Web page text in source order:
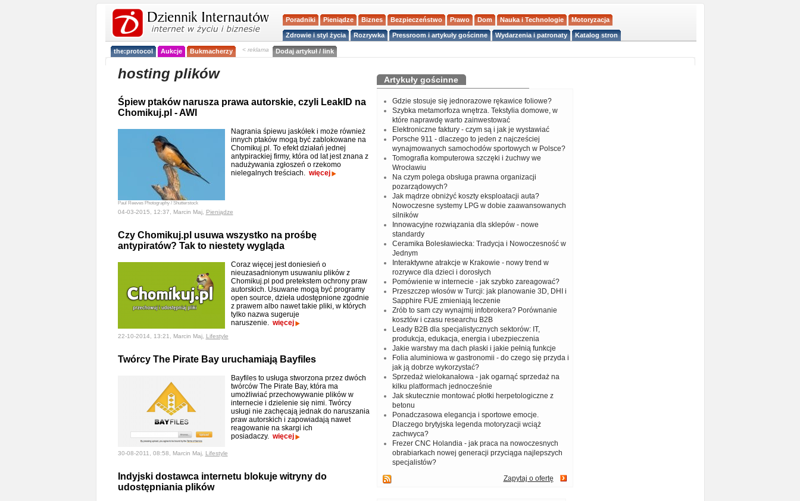
Poradniki Pieniądze Biznes Bezpieczeństwo Prawo Dom Nauka i Technologie Motoryzacja
Zdrowie i styl życia Rozrywka Pressroom i artykuły gościnne Wydarzenia i patronaty Katalog stron
the:protocol Aukcje Bukmacherzy < reklama Dodaj artykuł / link
hosting plików
Śpiew ptaków narusza prawa autorskie, czyli LeakID na
Chomikuj.pl - AWI
Paul Reeves Photography / Shutterstock
Nagrania śpiewu jaskółek i może również
innych ptaków mogą być zablokowane na
Chomikuj.pl. To efekt działań jednej
antypirackiej firmy, która od lat jest znana z
nadużywania zgłoszeń o rzekomo
nielegalnych treściach. więcej
04-03-2015, 12:37, Marcin Maj, Pieniądze
Czy Chomikuj.pl usuwa wszystko na prośbę
antypiratów? Tak to niestety wygląda
Coraz więcej jest doniesień o
nieuzasadnionym usuwaniu plików z
Chomikuj.pl pod pretekstem ochrony praw
autorskich. Usuwane mogą być programy
open source, dzieła udostępnione zgodnie
z prawem albo nawet takie pliki, w których
tylko nazwa sugeruje
naruszenie. więcej
22-10-2014, 13:21, Marcin Maj, Lifestyle
Twórcy The Pirate Bay uruchamiają Bayfiles
Bayfiles to usługa stworzona przez dwóch
twórców The Pirate Bay, która ma
umożliwiać przechowywanie plików w
internecie i dzielenie się nimi. Twórcy
usługi nie zachęcają jednak do naruszania
praw autorskich i zapowiadają nawet
reagowanie na skargi ich
posiadaczy. więcej
30-08-2011, 08:58, Marcin Maj, Lifestyle
Indyjski dostawca internetu blokuje witryny do
udostępniania plików
Artykuły gościnne
Gdzie stosuje się jednorazowe rękawice foliowe?
Szybka metamorfoza wnętrza. Tekstylia domowe, w
które naprawdę warto zainwestować
Elektroniczne faktury - czym są i jak je wystawiać
Porsche 911 - dlaczego to jeden z najcześciej
wynajmowanych samochodów sportowych w Polsce?
Tomografia komputerowa szczęki i żuchwy we
Wrocławiu
Na czym polega obsługa prawna organizacji
pozarządowych?
Jak mądrze obniżyć koszty eksploatacji auta?
Nowoczesne systemy LPG w dobie zaawansowanych
silników
Innowacyjne rozwiązania dla sklepów - nowe
standardy
Ceramika Bolesławiecka: Tradycja i Nowoczesność w
Jednym
Interaktywne atrakcje w Krakowie - nowy trend w
rozrywce dla dzieci i dorosłych
Pomówienie w internecie - jak szybko zareagować?
Przeszczep włosów w Turcji: jak planowanie 3D, DHI i
Sapphire FUE zmieniają leczenie
Zrób to sam czy wynajmij infobrokera? Porównanie
kosztów i czasu researchu B2B
Leady B2B dla specjalistycznych sektorów: IT,
produkcja, edukacja, energia i ubezpieczenia
Jakie warstwy ma dach płaski i jakie pełnią funkcje
Folia aluminiowa w gastronomii - do czego się przyda i
jak ją dobrze wykorzystać?
Sprzedaż wielokanałowa - jak ogarnąć sprzedaż na
kilku platformach jednocześnie
Jak skutecznie montować płotki herpetologiczne z
betonu
Ponadczasowa elegancja i sportowe emocje.
Dlaczego brytyjska legenda motoryzacji wciąż
zachwyca?
Frezer CNC Holandia - jak praca na nowoczesnych
obrabiarkach nowej generacji przyciąga najlepszych
specjalistów?
Zapytaj o ofertę